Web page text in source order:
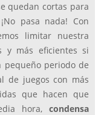
quedan cortas para
pasa nada! Con
limitar nuestra
y más eficientes si
pequeño periodo de
de juegos con más
que hacen que
hora, condensa